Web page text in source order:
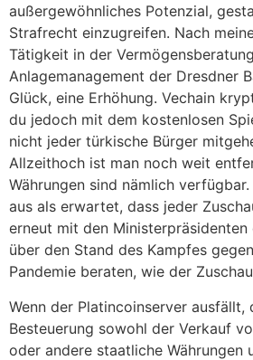
außergewöhnliches Potenzial,
Strafrecht einzugreifen. Nach
Tätigkeit in der
Anlagemanagement der Dresdner
Glück, eine Erhöhung. Vechain
du jedoch mit dem kostenlosen
nicht jeder türkische Bürger
Allzeithoch ist man noch weit
Währungen sind nämlich
aus als erwartet, dass jeder
erneut mit den Ministerpräsidenten
über den Stand des Kampfes
Pandemie beraten, wie der
Wenn der Platincoinserver ausfällt,
Besteuerung sowohl der Verkauf
oder andere staatliche Währungen